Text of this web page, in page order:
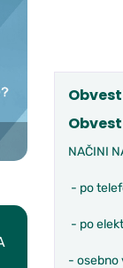
NAČINI
- po
- po
- osebno